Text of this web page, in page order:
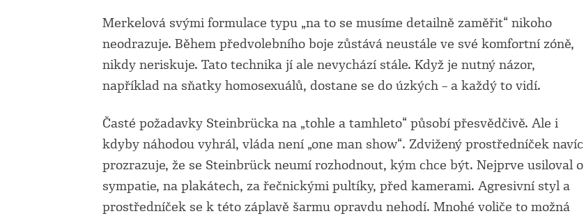
Merkelová svými formulace typu „na to se musíme detailně zaměřit“ nikoho
neodrazuje. Během předvolebního boje zůstává neustále ve své komfortní zóně,
nikdy neriskuje. Tato technika jí ale nevychází stále. Když je nutný názor,
například na sňatky homosexuálů, dostane se do úzkých – a každý to vidí.
Časté požadavky Steinbrücka na „tohle a tamhleto“ působí přesvědčivě. Ale i
kdyby náhodou vyhrál, vláda není „one man show“. Zdvižený prostředníček navíc
prozrazuje, že se Steinbrück neumí rozhodnout, kým chce být. Nejprve usiloval o
sympatie, na plakátech, za řečnickými pultíky, před kamerami. Agresivní styl a
prostředníček se k této záplavě šarmu opravdu nehodí. Mnohé voliče to možná